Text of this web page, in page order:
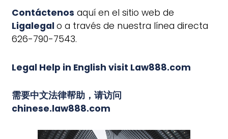
Contáctenos aquí en el sitio web de
Ligalegal o a través de nuestra línea directa
626-790-7543.
Legal Help in English visit Law888.com
需要中文法律帮助，请访问
chinese.law888.com